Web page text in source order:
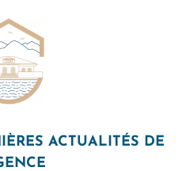
ACTUALITÉS DE